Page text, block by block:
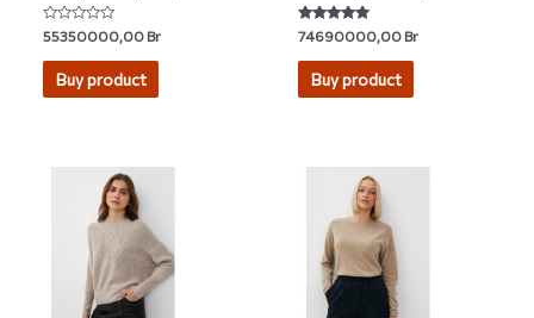
Rated
0
out
55350000,00Br
Buy product
Rated
5.00
out of 5
74690000,00Br
Buy product